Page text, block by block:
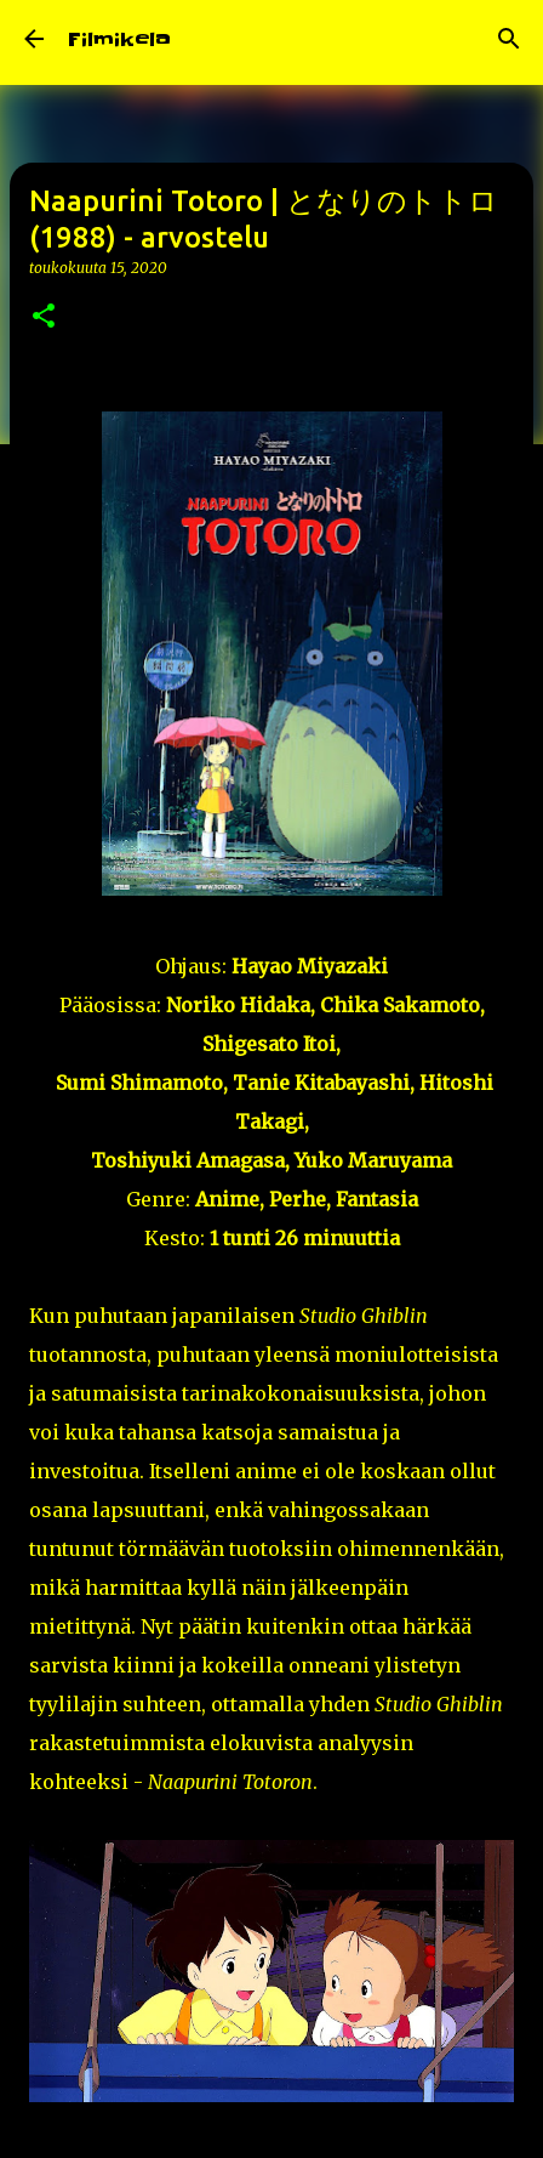
Filmikela
Naapurini Totoro | となりのトトロ
(1988) - arvostelu
toukokuuta 15, 2020
Ohjaus: Hayao Miyazaki
Pääosissa: Noriko Hidaka, Chika Sakamoto,
Shigesato Itoi,
Sumi Shimamoto, Tanie Kitabayashi, Hitoshi
Takagi,
Toshiyuki Amagasa, Yuko Maruyama
Genre: Anime, Perhe, Fantasia
Kesto: 1 tunti 26 minuuttia
Kun puhutaan japanilaisen Studio Ghiblin
tuotannosta, puhutaan yleensä moniulotteisista
ja satumaisista tarinakokonaisuuksista, johon
voi kuka tahansa katsoja samaistua ja
investoitua. Itselleni anime ei ole koskaan ollut
osana lapsuuttani, enkä vahingossakaan
tuntunut törmäävän tuotoksiin ohimennenkään,
mikä harmittaa kyllä näin jälkeenpäin
mietittynä. Nyt päätin kuitenkin ottaa härkää
sarvista kiinni ja kokeilla onneani ylistetyn
tyylilajin suhteen, ottamalla yhden Studio Ghiblin
rakastetuimmista elokuvista analyysin
kohteeksi - Naapurini Totoron.